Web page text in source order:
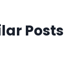
Posts